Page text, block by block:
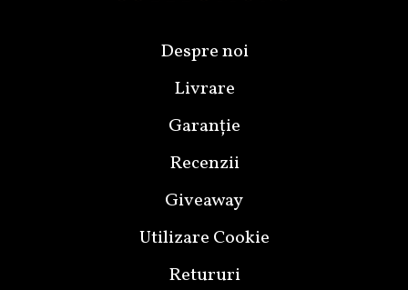
Despre noi
Livrare
Garanție
Recenzii
Giveaway
Utilizare Cookie
Retururi